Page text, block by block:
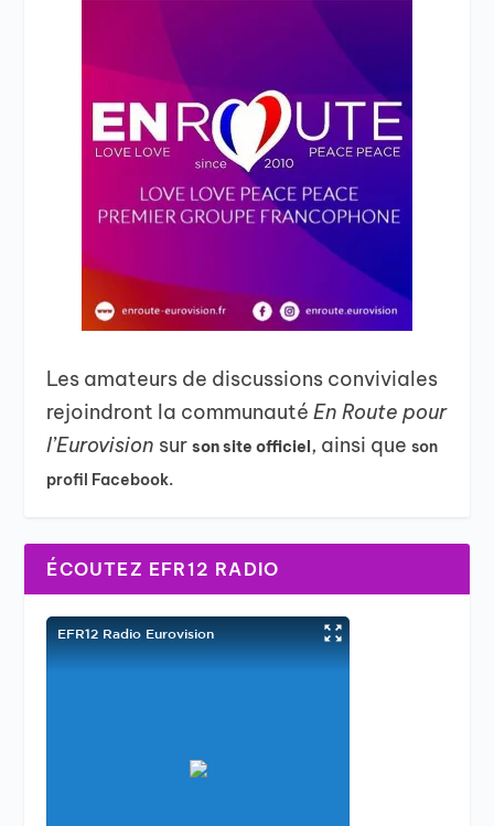
Les amateurs de discussions conviviales
rejoindront la communautéEn Route pour
l’Eurovision surson site officiel, ainsi queson
profil Facebook.
ÉCOUTEZ EFR12 RADIO